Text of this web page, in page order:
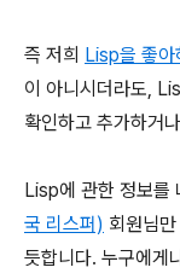
즉 저희 Lisp을 좋아
이 아니시더라도,
확인하고 추가하거
Lisp에 관한 정보를
국 리스퍼) 회원님
듯합니다. 누구에게